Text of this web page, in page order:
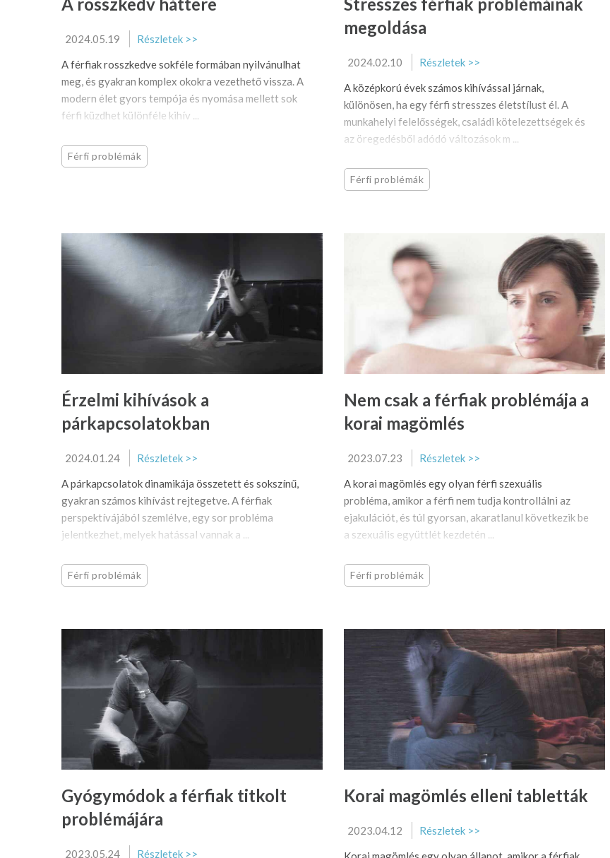
2024.05.19
Részletek >>
A férfiak rosszkedve sokféle formában nyilvánulhat
meg, és gyakran komplex okokra vezethető vissza. A
modern élet gyors tempója és nyomása mellett sok
férfi küzdhet különféle kihív ...
Férfi problémák
megoldása
2024.02.10
Részletek >>
A középkorú évek számos kihívással járnak,
különösen, ha egy férfi stresszes életstílust él. A
munkahelyi felelősségek, családi kötelezettségek és
az öregedésből adódó változások m ...
Férfi problémák
Érzelmi kihívások a
párkapcsolatokban
2024.01.24
Részletek >>
A párkapcsolatok dinamikája összetett és sokszínű,
gyakran számos kihívást rejtegetve. A férfiak
perspektívájából szemlélve, egy sor probléma
jelentkezhet, melyek hatással vannak a ...
Férfi problémák
Nem csak a férfiak problémája a
korai magömlés
2023.07.23
Részletek >>
A korai magömlés egy olyan férfi szexuális
probléma, amikor a férfi nem tudja kontrollálni az
ejakulációt, és túl gyorsan, akaratlanul következik be
a szexuális együttlét kezdetén ...
Férfi problémák
Gyógymódok a férfiak titkolt
problémájára
2023.05.24 Részletek >>
Korai magömlés elleni tabletták
2023.04.12
Részletek >>